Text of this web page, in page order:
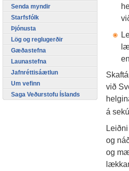
við
á
og
og
Senda myndir
Starfsfólk
Þjónusta
Lög og reglugerðir
Gæðastefna
Launastefna
Jafnréttisáætlun
Um vefinn
Saga Veðurstofu Íslands